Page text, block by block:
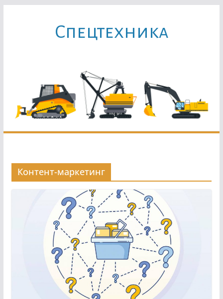
содержимомуCпецтехника
Контент-маркетинг